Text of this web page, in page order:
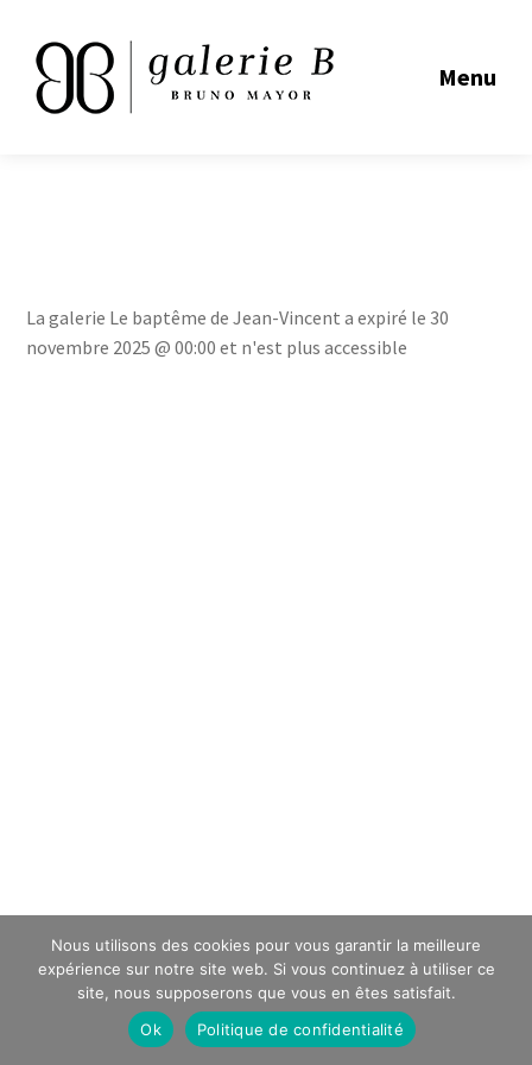
Menu
La galerie Le baptême de Jean-Vincent a expiré le 30
novembre 2025 @ 00:00 et n'est plus accessible
Nous utilisons des cookies pour vous garantir la meilleure
expérience sur notre site web. Si vous continuez à utiliser ce
site, nous supposerons que vous en êtes satisfait.
Ok
Politique de confidentialité